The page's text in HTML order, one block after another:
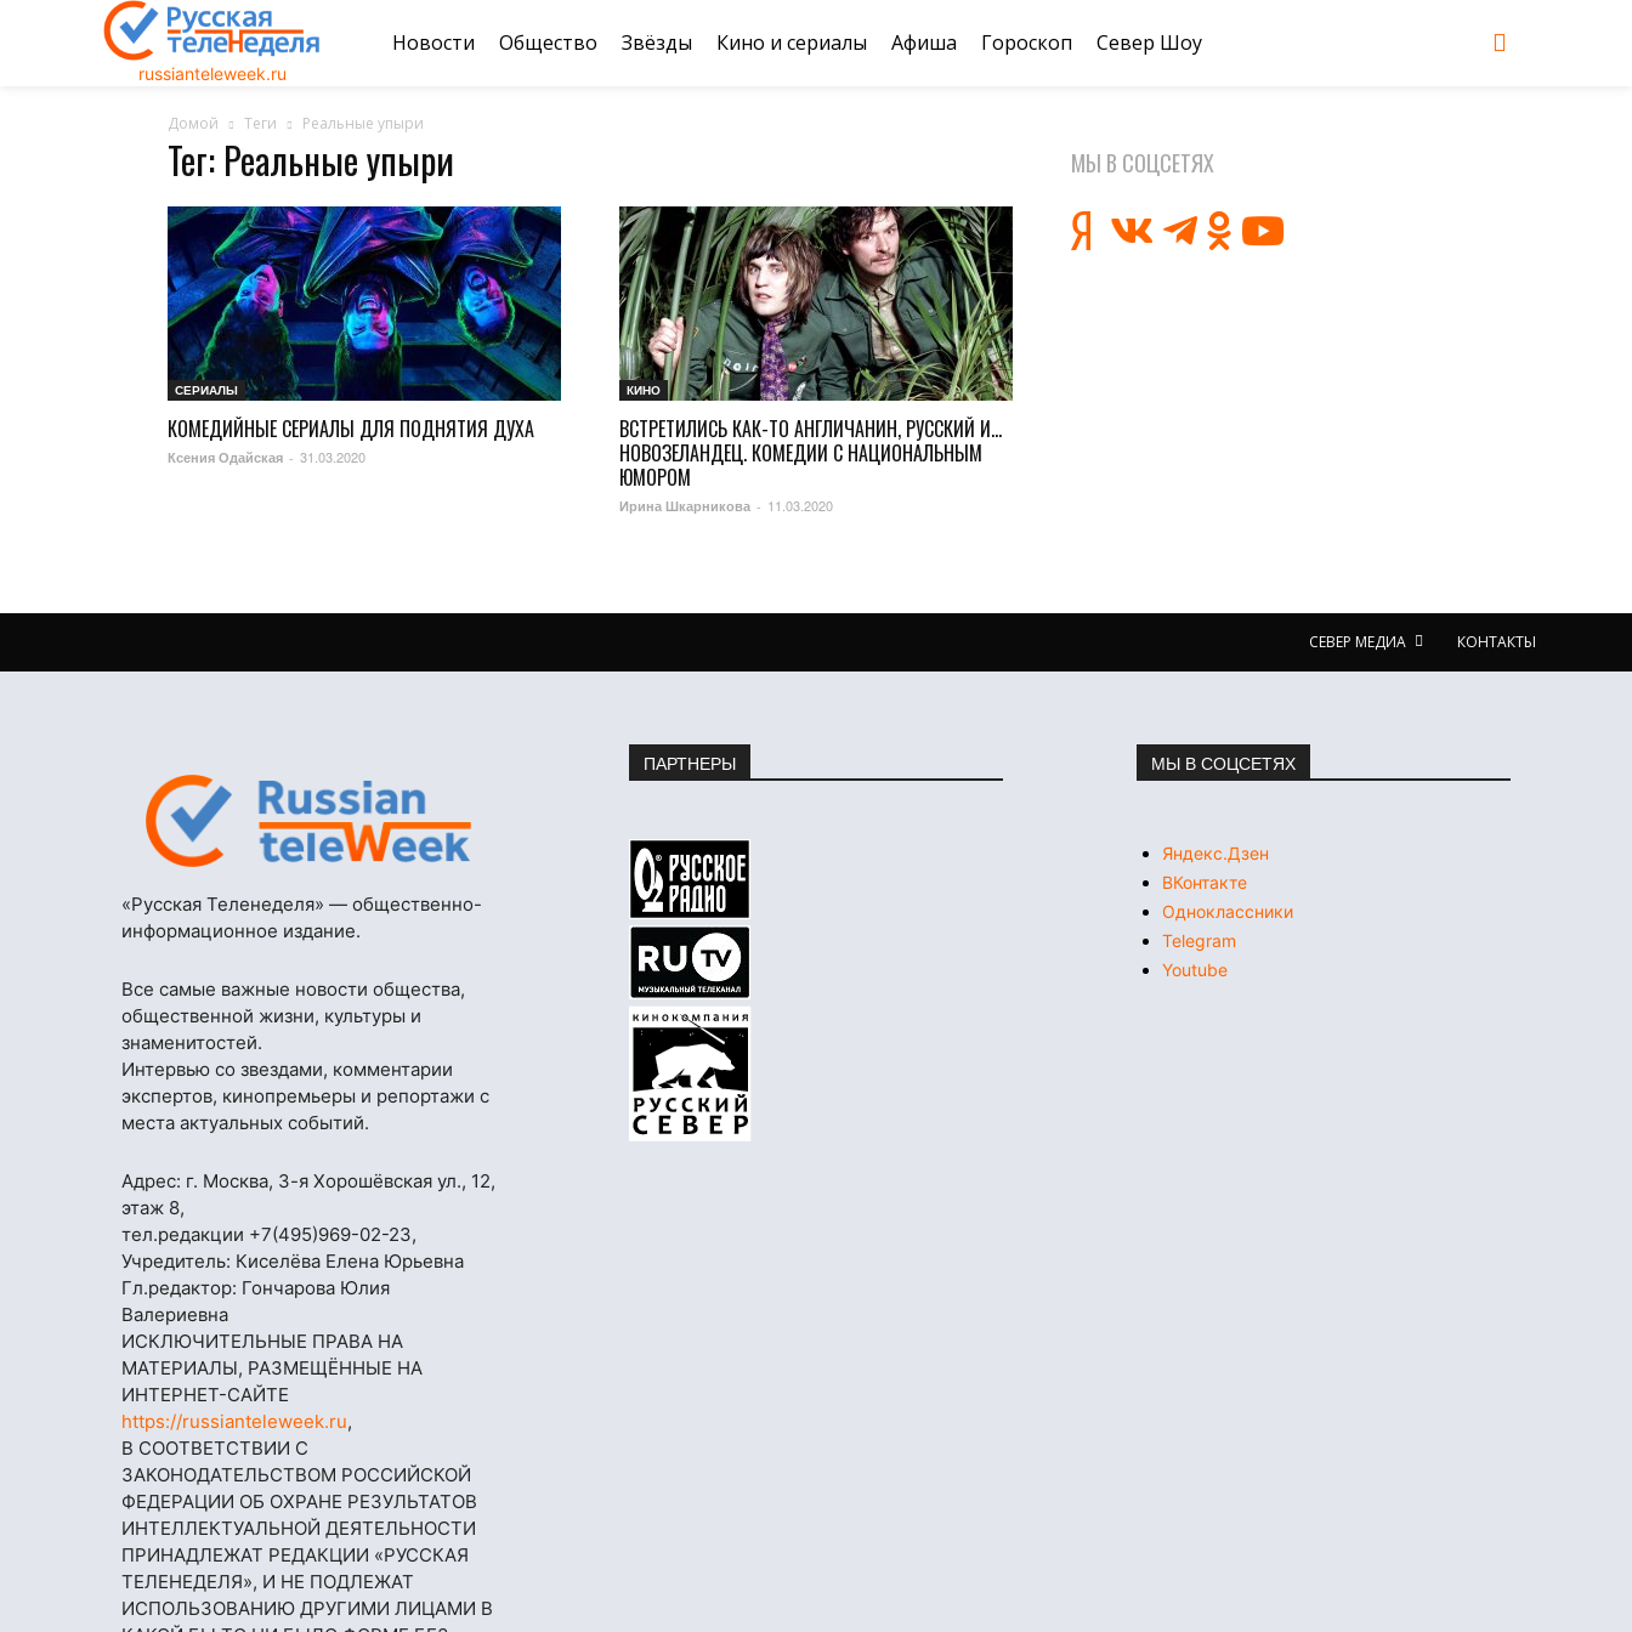
russianteleweek.ru
Новости Общество Звёзды Кино и сериалы Афиша Гороскоп Север Шоу
Домой Теги Реальные упыри
Тег: Реальные упыри
СЕРИАЛЫ
КОМЕДИЙНЫЕ СЕРИАЛЫ ДЛЯ ПОДНЯТИЯ ДУХА
Ксения Одайская - 31.03.2020
КИНО
ВСТРЕТИЛИСЬ КАК-ТО АНГЛИЧАНИН, РУССКИЙ И…
НОВОЗЕЛАНДЕЦ. КОМЕДИИ С НАЦИОНАЛЬНЫМ
ЮМОРОМ
Ирина Шкарникова - 11.03.2020
МЫ В СОЦСЕТЯХ
СЕВЕР МЕДИА КОНТАКТЫ
«Русская Теленеделя» — общественно-
информационное издание.
Все самые важные новости общества,
общественной жизни, культуры и
знаменитостей.
Интервью со звездами, комментарии
экспертов, кинопремьеры и репортажи с
места актуальных событий.
Адрес: г. Москва, 3-я Хорошёвская ул., 12,
этаж 8,
тел.редакции +7(495)969-02-23,
Учредитель: Киселёва Елена Юрьевна
Гл.редактор: Гончарова Юлия
Валериевна
ИСКЛЮЧИТЕЛЬНЫЕ ПРАВА НА
МАТЕРИАЛЫ, РАЗМЕЩЁННЫЕ НА
ИНТЕРНЕТ-САЙТЕ
https://russianteleweek.ru,
В СООТВЕТСТВИИ С
ЗАКОНОДАТЕЛЬСТВОМ РОССИЙСКОЙ
ФЕДЕРАЦИИ ОБ ОХРАНЕ РЕЗУЛЬТАТОВ
ИНТЕЛЛЕКТУАЛЬНОЙ ДЕЯТЕЛЬНОСТИ
ПРИНАДЛЕЖАТ РЕДАКЦИИ «РУССКАЯ
ТЕЛЕНЕДЕЛЯ», И НЕ ПОДЛЕЖАТ
ИСПОЛЬЗОВАНИЮ ДРУГИМИ ЛИЦАМИ В
ПАРТНЕРЫ МЫ В СОЦСЕТЯХ
Яндекс.Дзен
ВКонтакте
Одноклассники
Telegram
Youtube